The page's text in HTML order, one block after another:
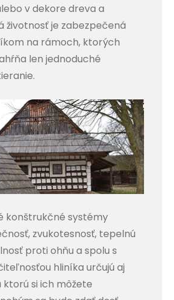
v dekore dreva a
životnosť je zabezpečená
na rámoch, ktorých
len jednoduché
konštrukčné systémy
zvukotesnosť, tepelnú
proti ohňu a spolu s
hliníka určujú aj
ktorú si ich môžete